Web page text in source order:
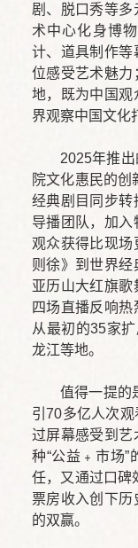
剧、脱口秀等
术中心化身博
计、道具制作等
位感受艺术魅力
地，既为中国观
界观察中国文化
2025年推
院文化惠民的
经典剧目同步转
导播团队，加
观众获得比现场
则徐》到世界
亚历山大红旗歌
四场直播反响
从最初的35家
龙江等地。
值得一提的
引70多亿人次
过屏幕感受到艺
种“公益﹢市场
任，又通过口碑
票房收入创下历
的双赢。